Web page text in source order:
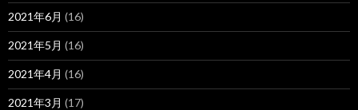
2021年6月 (16)
2021年5月 (16)
2021年4月 (16)
2021年3月 (17)